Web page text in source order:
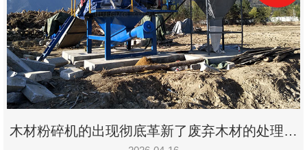
木材粉碎机的出现彻底革新了废弃木材的处理模